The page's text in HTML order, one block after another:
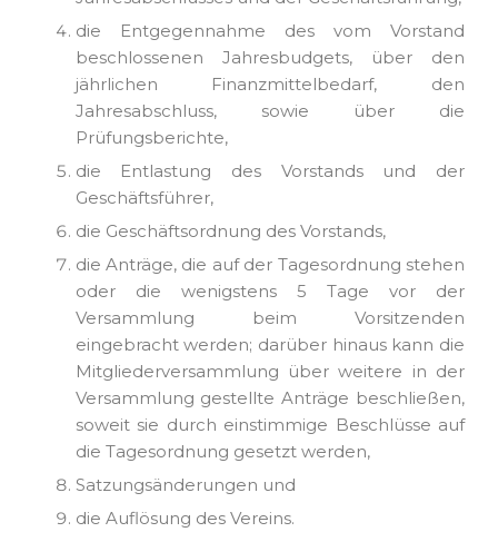
die Entgegennahme des vom Vorstand
beschlossenen Jahresbudgets, über den
jährlichen Finanzmittelbedarf, den
Jahresabschluss, sowie über die
Prüfungsberichte,
die Entlastung des Vorstands und der
Geschäftsführer,
die Geschäftsordnung des Vorstands,
die Anträge, die auf der Tagesordnung stehen
oder die wenigstens 5 Tage vor der
Versammlung beim Vorsitzenden
eingebracht werden; darüber hinaus kann die
Mitgliederversammlung über weitere in der
Versammlung gestellte Anträge beschließen,
soweit sie durch einstimmige Beschlüsse auf
die Tagesordnung gesetzt werden,
Satzungsänderungen und
die Auflösung des Vereins.